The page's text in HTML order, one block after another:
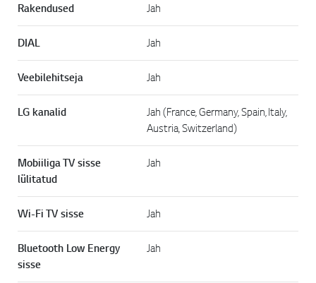
Rakendused Jah
DIAL Jah
Veebilehitseja Jah
LG kanalid
Jah (France, Germany, Spain, Italy,
Austria, Switzerland)
Mobiiliga TV sisse
lülitatud
Jah
Wi-Fi TV sisse Jah
Bluetooth Low Energy
sisse
Jah